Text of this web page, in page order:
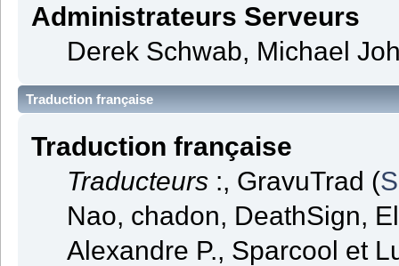
Administrateurs Serveurs
Derek Schwab, Michael
Traduction française
Traduction française
Traducteurs:, GravuTrad (
Nao, chadon, DeathSign,
Alexandre P., Sparcool et